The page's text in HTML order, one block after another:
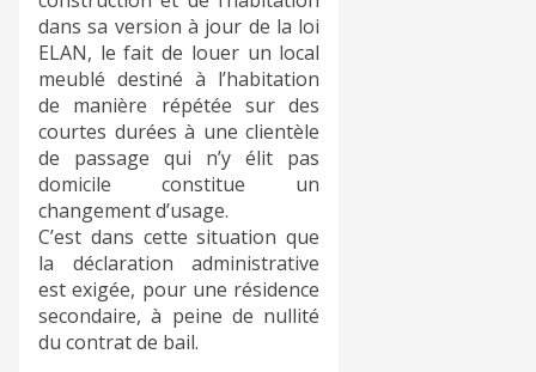
dans sa version à jour de la loi
ELAN, le fait de louer un local
meublé destiné à l’habitation
de manière répétée sur des
courtes durées à une clientèle
de passage qui n’y élit pas
domicile constitue un
changement d’usage.
C’est dans cette situation que
la déclaration administrative
est exigée, pour une résidence
secondaire, à peine de nullité
du contrat de bail.